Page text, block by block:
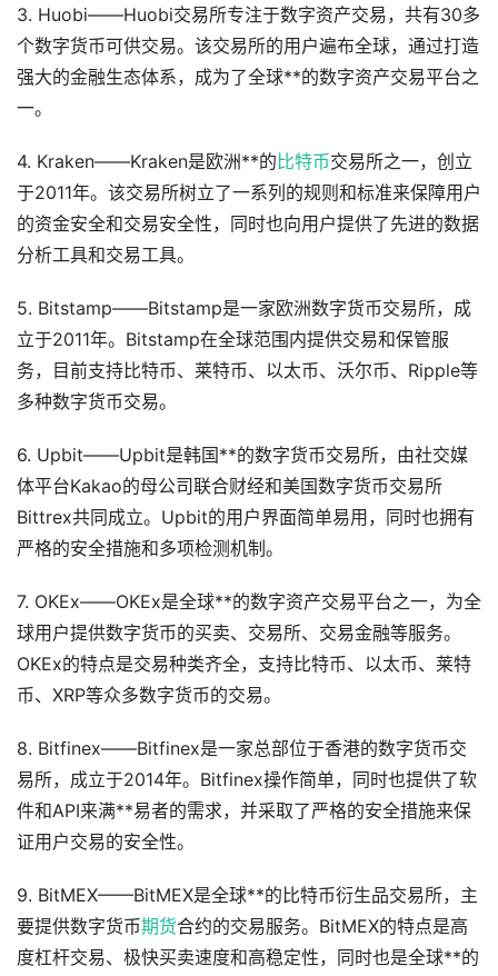
3. Huobi——Huobi交易所专注于数字资产交易，共有30多
个数字货币可供交易。该交易所的用户遍布全球，通过打造
强大的金融生态体系，成为了全球**的数字资产交易平台之
一。
4. Kraken——Kraken是欧洲**的 比特币交易所之一，创立
于2011年。该交易所树立了一系列的规则和标准来保障用户
的资金安全和交易安全性，同时也向用户提供了先进的数据
分析工具和交易工具。
5. Bitstamp——Bitstamp是一家欧洲数字货币交易所，成
立于2011年。Bitstamp在全球范围内提供交易和保管服
务，目前支持比特币、莱特币、以太币、沃尔币、Ripple等
多种数字货币交易。
6. Upbit——Upbit是韩国**的数字货币交易所，由社交媒
体平台Kakao的母公司联合财经和美国数字货币交易所
Bittrex共同成立。Upbit的用户界面简单易用，同时也拥有
严格的安全措施和多项检测机制。
7. OKEx——OKEx是全球**的数字资产交易平台之一，为全
球用户提供数字货币的买卖、交易所、交易金融等服务。
OKEx的特点是交易种类齐全，支持比特币、以太币、莱特
币、XRP等众多数字货币的交易。
8. Bitfinex——Bitfinex是一家总部位于香港的数字货币交
易所，成立于2014年。Bitfinex操作简单，同时也提供了软
件和API来满**易者的需求，并采取了严格的安全措施来保
证用户交易的安全性。
9. BitMEX——BitMEX是全球**的比特币衍生品交易所，主
要提供数字货币期货合约的交易服务。BitMEX的特点是高
度杠杆交易、极快买卖速度和高稳定性，同时也是全球**的